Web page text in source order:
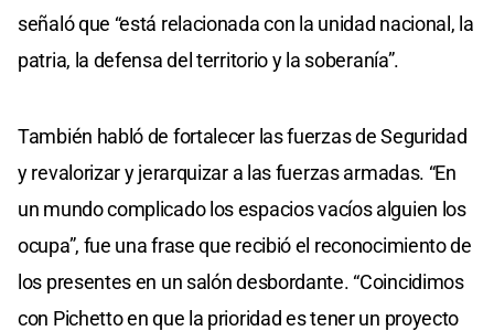
señaló que “está relacionada con la unidad nacional, la
patria, la defensa del territorio y la soberanía”.
También habló de fortalecer las fuerzas de Seguridad
y revalorizar y jerarquizar a las fuerzas armadas. “En
un mundo complicado los espacios vacíos alguien los
ocupa”, fue una frase que recibió el reconocimiento de
los presentes en un salón desbordante. “Coincidimos
con Pichetto en que la prioridad es tener un proyecto